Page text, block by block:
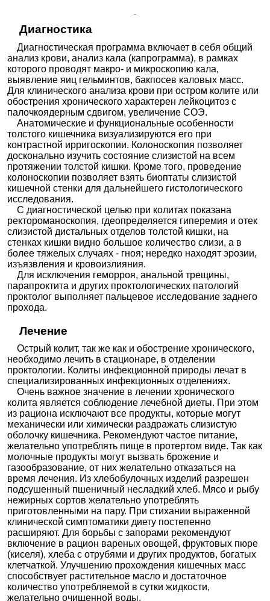
Диагностика
Диагностическая программа включает в себя общий
анализ крови, анализ кала (капрограмма), в рамках
которого проводят макро- и микроскопию кала,
выявление яиц гельминтов, бакпосев каловых масс.
Для клинического анализа крови при остром колите или
обострения хронического характерен лейкоцитоз с
палочкоядерным сдвигом, увеличение СОЭ.
Анатомические и функциональные особенности
толстого кишечника визуализируются его при
контрастной ирригоскопии. Колоноскопия позволяет
досконально изучить состояние слизистой на всем
протяжении толстой кишки. Кроме того, проведение
колоноскопии позволяет взять биоптаты слизистой
кишечной стенки для дальнейшего гистологического
исследования.
С диагностической целью при колитах показана
ректороманоскопия, гдеопределяется гиперемия и отек
слизистой дистальных отделов толстой кишки, на
стенках кишки видно большое количество слизи, а в
более тяжелых случаях - гноя; нередко находят эрозии,
изъязвления и кровоизлияния.
Для исключения геморроя, анальной трещины,
парапроктита и других проктологических патологий
проктолог выполняет пальцевое исследование заднего
прохода.
Лечение
Острый колит, так же как и обострение хронического,
необходимо лечить в стационаре, в отделении
проктологии. Колиты инфекционной природы лечат в
специализированных инфекционных отделениях.
Очень важное значение в лечении хронического
колита является соблюдение лечебной диеты. При этом
из рациона исключают все продукты, которые могут
механически или химически раздражать слизистую
оболочку кишечника. Рекомендуют частое питание,
желательно употреблять пище в протертом виде. Так как
молочные продукты могут вызвать брожение и
газообразование, от них желательно отказаться на
время лечения. Из хлебобулочных изделий разрешен
подсушенный пшеничный несладкий хлеб. Мясо и рыбу
нежирных сортов желательно употреблять
приготовленными на пару. При стихании выраженной
клинической симптоматики диету постепенно
расширяют. Для борьбы с запорами рекомендуют
включение в рацион вареных овощей, фруктовых пюре
(киселя), хлеба с отрубями и других продуктов, богатых
клетчаткой. Улучшению прохождения кишечных масс
способствует растительное масло и достаточное
количество употребляемой в сутки жидкости,
желательно очищенной воды.